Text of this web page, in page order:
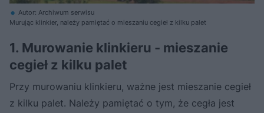
Autor: Archiwum serwisu
Murując klinkier, należy pamiętać o mieszaniu cegieł z kilku palet
1. Murowanie klinkieru - mieszanie
cegieł z kilku palet
Przy murowaniu klinkieru, ważne jest mieszanie cegieł
z kilku palet. Należy pamiętać o tym, że cegła jest